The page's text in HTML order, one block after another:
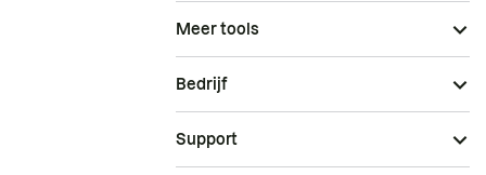
Meer tools
Bedrijf
Support